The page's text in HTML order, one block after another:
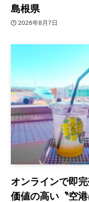
島根県
2026年8月7日
オンラインで即
価値の高い〝空